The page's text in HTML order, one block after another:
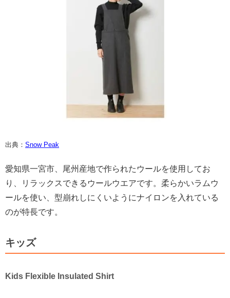
出典： Snow Peak
愛知県一宮市、尾州産地で作られたウールを使用してお
り、リラックスできるウールウエアです。柔らかいラムウ
ールを使い、型崩れしにくいようにナイロンを入れている
のが特長です。
キッズ
Kids Flexible Insulated Shirt